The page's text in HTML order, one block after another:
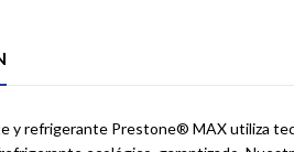
y refrigerante Prestone® MAX utiliza